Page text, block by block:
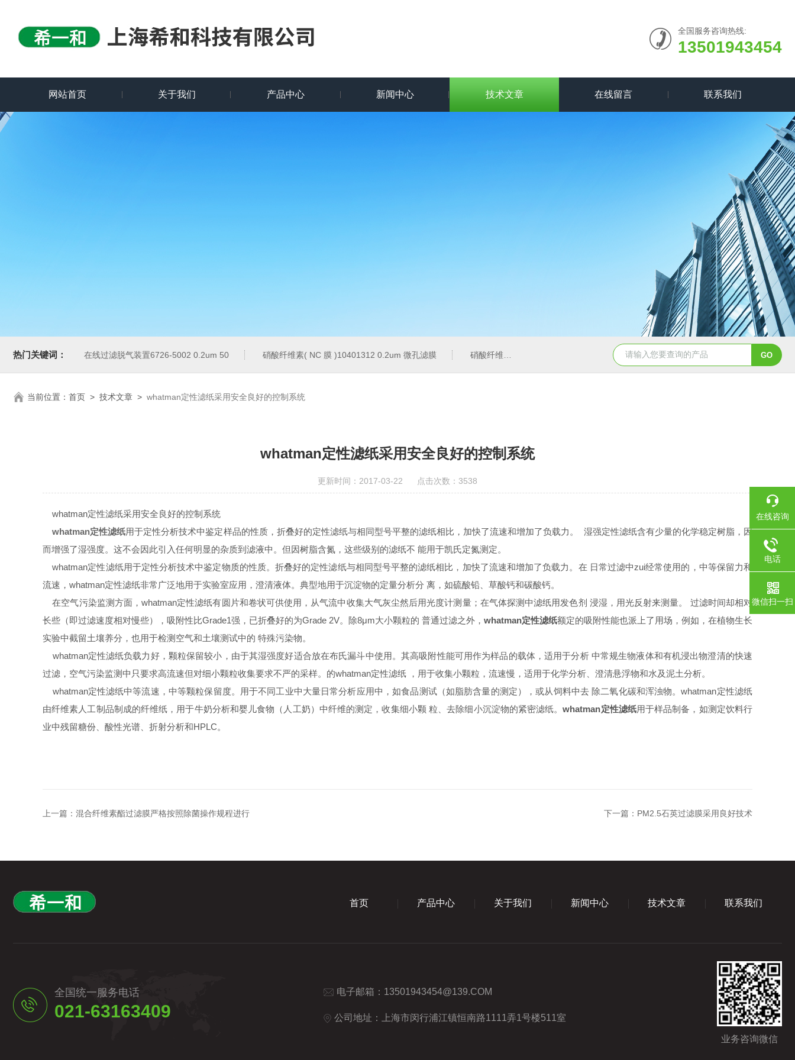
全国服务咨询热线:
13501943454
网站首页 关于我们 产品中心 新闻中心 技术文章 在线留言 联系我们
热门关键词： 在线过滤脱气装置6726-5002 0.2um 50 硝酸纤维素( NC 膜 )10401312 0.2um 微孔滤膜 硝酸纤维素( NC 膜 )7182-004 0.2um 微孔滤膜 硝酸纤维素( NC 膜 )10402012
当前位置： 首页 > 技术文章 > whatman定性滤纸采用安全良好的控制系统
whatman定性滤纸采用安全良好的控制系统
更新时间：2017-03-22 点击次数：3538
whatman定性滤纸采用安全良好的控制系统
whatman定性滤纸用于定性分析技术中鉴定样品的性质，折叠好的定性滤纸与相同型号平整的滤纸相比，加快了流速和增加了负载力。 湿强定性滤纸含有少量的化学稳定树脂，因
而增强了湿强度。这不会因此引入任何明显的杂质到滤液中。但因树脂含氮，这些级别的滤纸不 能用于凯氏定氮测定。
whatman定性滤纸用于定性分析技术中鉴定物质的性质。折叠好的定性滤纸与相同型号平整的滤纸相比，加快了流速和增加了负载力。在 日常过滤中zui经常使用的，中等保留力和
流速，whatman定性滤纸非常广泛地用于实验室应用，澄清液体。典型地用于沉淀物的定量分析分 离，如硫酸铅、草酸钙和碳酸钙。
在空气污染监测方面，whatman定性滤纸有圆片和卷状可供使用，从气流中收集大气灰尘然后用光度计测量；在气体探测中滤纸用发色剂 浸湿，用光反射来测量。 过滤时间却相对
长些（即过滤速度相对慢些），吸附性比Grade1强，已折叠好的为Grade 2V。除8μm大小颗粒的 普通过滤之外， whatman定性滤纸额定的吸附性能也派上了用场，例如，在植物生长
实验中截留土壤养分，也用于检测空气和土壤测试中的 特殊污染物。
whatman定性滤纸负载力好，颗粒保留较小，由于其湿强度好适合放在布氏漏斗中使用。其高吸附性能可用作为样品的载体，适用于分析 中常规生物液体和有机浸出物澄清的快速
过滤，空气污染监测中只要求高流速但对细小颗粒收集要求不严的采样。的whatman定性滤纸 ，用于收集小颗粒，流速慢，适用于化学分析、澄清悬浮物和水及泥土分析。
whatman定性滤纸中等流速，中等颗粒保留度。用于不同工业中大量日常分析应用中，如食品测试（如脂肪含量的测定），或从饲料中去 除二氧化碳和浑浊物。whatman定性滤纸
由纤维素人工制品制成的纤维纸，用于牛奶分析和婴儿食物（人工奶）中纤维的测定，收集细小颗 粒、去除细小沉淀物的紧密滤纸。whatman定性滤纸用于样品制备，如测定饮料行
业中残留糖份、酸性光谱、折射分析和HPLC。
上一篇： 混合纤维素酯过滤膜严格按照除菌操作规程进行 下一篇： PM2.5石英过滤膜采用良好技术
首页 产品中心 关于我们 新闻中心 技术文章 联系我们
全国统一服务电话
021-63163409
电子邮箱： 13501943454@139.COM
公司地址：上海市闵行浦江镇恒南路1111弄1号楼511室
业务咨询微信
在线咨询
电话
微信扫一扫